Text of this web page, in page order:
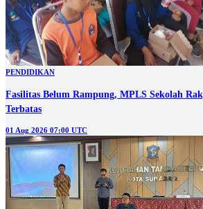
PENDIDIKAN
Fasilitas Belum Rampung, MPLS Sekolah
Terbatas
01 Aug 2026 07:00 UTC